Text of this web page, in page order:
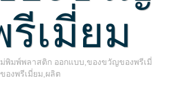
เมี่ยม
พิมพ์พลาสติก ออกแบบ,ของขวัญของพรีเมี่
องพรีเมี่ยม,ผลิต